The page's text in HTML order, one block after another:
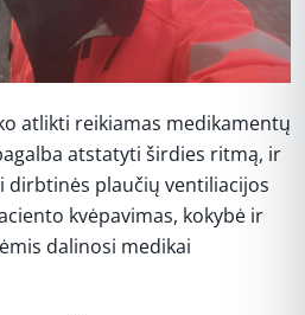
atlikti reikiamas medikamentų
atstatyti širdies ritmą, ir
dirbtinės plaučių ventiliacijos
kvėpavimas, kokybė ir
dalinosi medikai